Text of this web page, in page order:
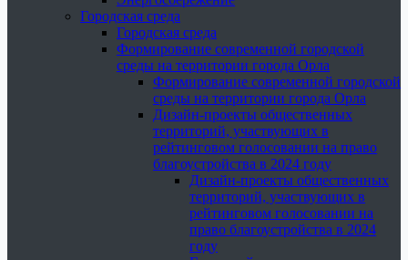
Городская среда
Городская среда
Формирование современной городской
среды на территории города Орла
Формирование современной городской
среды на территории города Орла
Дизайн-проекты общественных
территорий, участвующих в
рейтинговом голосовании на право
благоустройства в 2024 году
Дизайн-проекты общественных
территорий, участвующих в
рейтинговом голосовании на
право благоустройства в 2024
году